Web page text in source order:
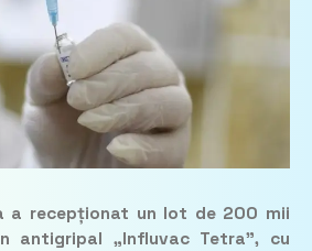
a recepționat un lot de 200 mii
antigripal „Influvac Tetra”, cu